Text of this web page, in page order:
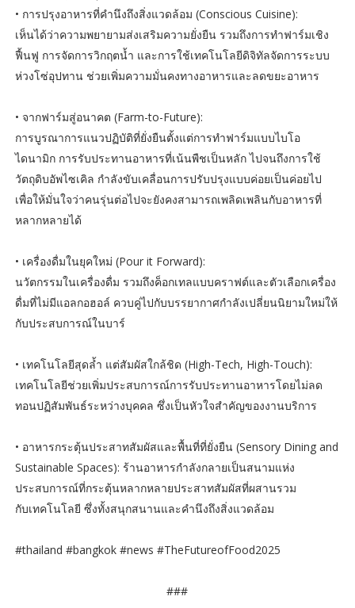
• การปรุงอาหารที่คำนึงถึงสิ่งแวดล้อม (Conscious Cuisine):
เห็นได้ว่าความพยายามส่งเสริมความยั่งยืน รวมถึงการทำฟาร์มเชิง
ฟื้นฟู การจัดการวิกฤตน้ำ และการใช้เทคโนโลยีดิจิทัลจัดการระบบ
ห่วงโซ่อุปทาน ช่วยเพิ่มความมั่นคงทางอาหารและลดขยะอาหาร
• จากฟาร์มสู่อนาคต (Farm-to-Future):
การบูรณาการแนวปฏิบัติที่ยั่งยืนตั้งแต่การทำฟาร์มแบบไบโอ
ไดนามิก การรับประทานอาหารที่เน้นพืชเป็นหลัก ไปจนถึงการใช้
วัตถุดิบอัพไซเคิล กำลังขับเคลื่อนการปรับปรุงแบบค่อยเป็นค่อยไป
เพื่อให้มั่นใจว่าคนรุ่นต่อไปจะยังคงสามารถเพลิดเพลินกับอาหารที่
หลากหลายได้
• เครื่องดื่มในยุคใหม่ (Pour it Forward):
นวัตกรรมในเครื่องดื่ม รวมถึงค็อกเทลแบบคราฟต์และตัวเลือกเครื่อง
ดื่มที่ไม่มีแอลกอฮอล์ ควบคู่ไปกับบรรยากาศกำลังเปลี่ยนนิยามใหม่ให้
กับประสบการณ์ในบาร์
• เทคโนโลยีสุดล้ำ แต่สัมผัสใกล้ชิด (High-Tech, High-Touch):
เทคโนโลยีช่วยเพิ่มประสบการณ์การรับประทานอาหารโดยไม่ลด
ทอนปฏิสัมพันธ์ระหว่างบุคคล ซึ่งเป็นหัวใจสำคัญของงานบริการ
• อาหารกระตุ้นประสาทสัมผัสและพื้นที่ที่ยั่งยืน (Sensory Dining and
Sustainable Spaces): ร้านอาหารกำลังกลายเป็นสนามแห่ง
ประสบการณ์ที่กระตุ้นหลากหลายประสาทสัมผัสที่ผสานรวม
กับเทคโนโลยี ซึ่งทั้งสนุกสนานและคำนึงถึงสิ่งแวดล้อม
#thailand #bangkok #news #TheFutureofFood2025
###